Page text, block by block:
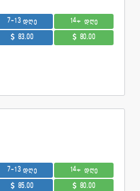
7-13 დღე 14+ დღე
83.00 80.00
7-13 დღე 14+ დღე
85.00 80.00